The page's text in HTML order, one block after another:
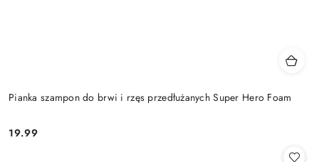
Pianka szampon do brwi i rzęs przedłużanych Super Hero Foam
Cena:
19.99